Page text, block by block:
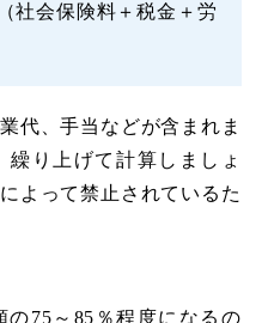
社会保険料＋税金＋労
代、手当などが含まれま
り上げて計算しましょ
よって禁止されているた
75～85％程度になるの